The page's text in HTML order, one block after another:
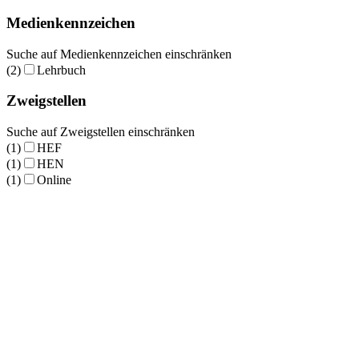
Medienkennzeichen
Suche auf Medienkennzeichen einschränken
(2)
Lehrbuch
Zweigstellen
Suche auf Zweigstellen einschränken
(1)
HEF
(1)
HEN
(1)
Online